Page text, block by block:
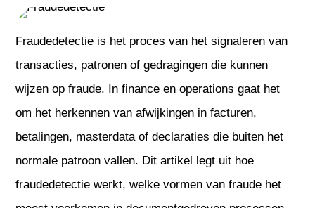
Fraudedetectie is het proces van het signaleren van
transacties, patronen of gedragingen die kunnen
wijzen op fraude. In finance en operations gaat het
om het herkennen van afwijkingen in facturen,
betalingen, masterdata of declaraties die buiten het
normale patroon vallen. Dit artikel legt uit hoe
fraudedetectie werkt, welke vormen van fraude het